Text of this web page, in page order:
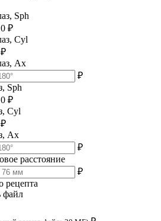
Sph
0 ₽
Cyl
₽
Ax
₽
Sph
0 ₽
Cyl
₽
Ax
₽
расстояние
₽
рецепта
файл